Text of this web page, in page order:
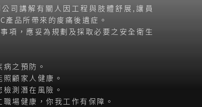
司講解有關人因工程與肢體舒展,讓員
產品所帶來的痠痛後遺症。
項，應妥為規劃及採取必要之安全衛生
之預防。
顧家人健康。
測潛在風險。
場健康，你我工作有保障。